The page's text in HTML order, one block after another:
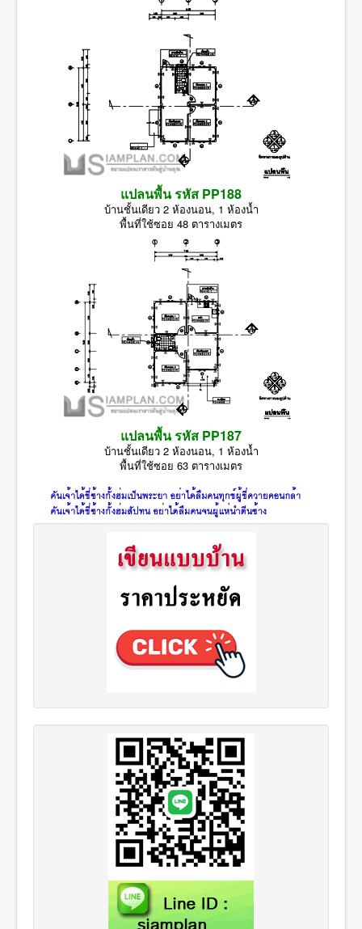
แปลนพื้น รหัส PP188
บ้านชั้นเดียว 2 ห้องนอน, 1 ห้องน้ำ
พื้นที่ใช้ซอย 48 ตารางเมตร
แปลนพื้น รหัส PP187
บ้านชั้นเดียว 2 ห้องนอน, 1 ห้องน้ำ
พื้นที่ใช้ซอย 63 ตารางเมตร